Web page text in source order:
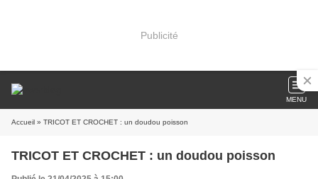
Publicité
MENU
Accueil » TRICOT ET CROCHET : un doudou poisson
TRICOT ET CROCHET : un doudou poisson